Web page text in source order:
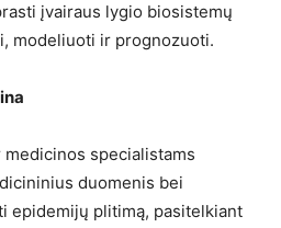
įvairaus lygio biosistemų
modeliuoti ir prognozuoti.
specialistams
duomenis bei
epidemijų plitimą, pasitelkiant